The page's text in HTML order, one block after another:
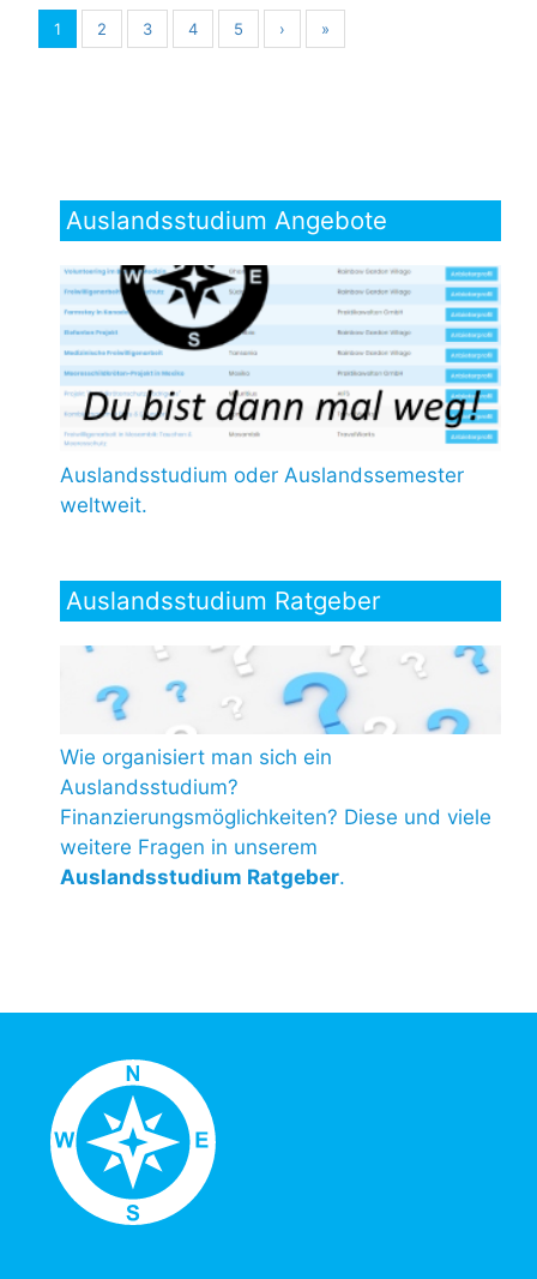
1 2 3 4 5 › »
Auslandsstudium Angebote
Auslandsstudium oder Auslandssemester
weltweit.
Auslandsstudium Ratgeber
Wie organisiert man sich ein
Auslandsstudium?
Finanzierungsmöglichkeiten? Diese und viele
weitere Fragen in unserem
Auslandsstudium Ratgeber.